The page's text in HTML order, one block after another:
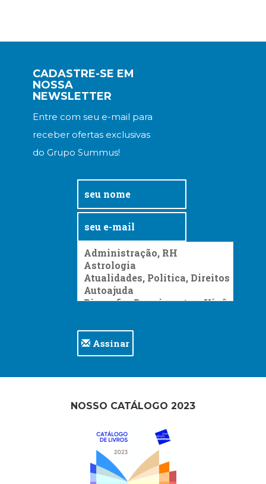
CADASTRE-SE EM
NOSSA
NEWSLETTER
Entre com seu e-mail para
receber ofertas exclusivas
do Grupo Summus!
Assinar
NOSSO CATÁLOGO 2023